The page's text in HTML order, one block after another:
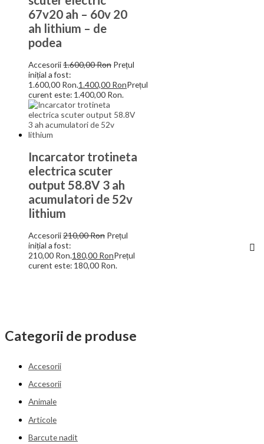
Categorii de produse
Accesorii
Accesorii
Animale
Articole
Barcute nadit
67v20 ah – 60v 20
ah lithium – de
podea
Accesorii1.600,00Ron Prețul
inițial a fost:
1.600,00 Ron.1.400,00 RonPrețul
curent este: 1.400,00 Ron.
Incarcator trotineta
electrica scuter
output 58.8V 3 ah
acumulatori de 52v
lithium
Accesorii210,00Ron Prețul
inițial a fost:
210,00 Ron.180,00 RonPrețul
curent este: 180,00 Ron.